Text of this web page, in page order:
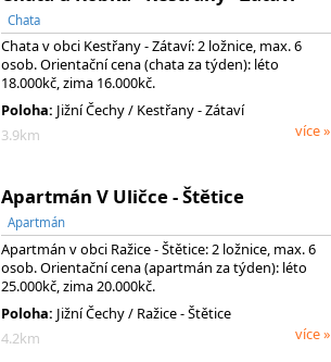
Chata
Chata v obci Kestřany - Zátaví: 2 ložnice, max. 6
osob. Orientační cena (chata za týden): léto
18.000kč, zima 16.000kč.
Poloha: Jižní Čechy / Kestřany - Zátaví
3.9km
více »
Apartmán V Uličce - Štětice
Apartmán
Apartmán v obci Ražice - Štětice: 2 ložnice, max. 6
osob. Orientační cena (apartmán za týden): léto
25.000kč, zima 20.000kč.
Poloha: Jižní Čechy / Ražice - Štětice
4.2km
více »